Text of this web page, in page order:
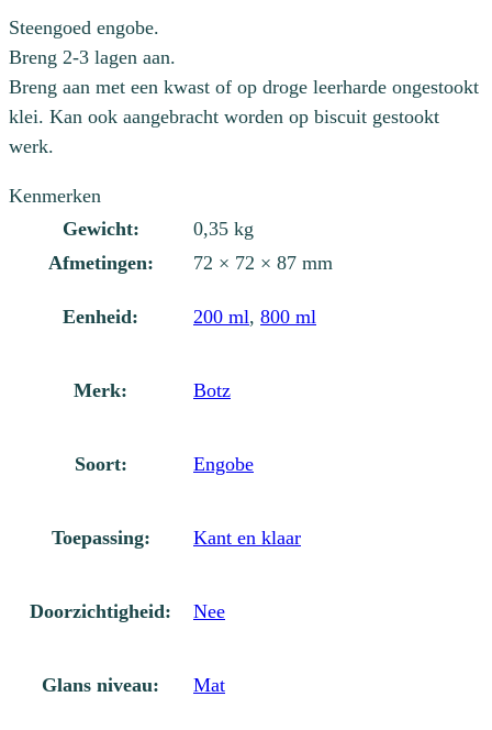
Steengoed engobe.
Breng 2-3 lagen aan.
Breng aan met een kwast of op droge leerharde ongestookt
klei. Kan ook aangebracht worden op biscuit gestookt
werk.
Kenmerken
Gewicht:
0,35 kg
Afmetingen:
72 × 72 × 87 mm
Eenheid: 200 ml, 800 ml
Merk: Botz
Soort: Engobe
Toepassing: Kant en klaar
Doorzichtigheid: Nee
Glans niveau: Mat